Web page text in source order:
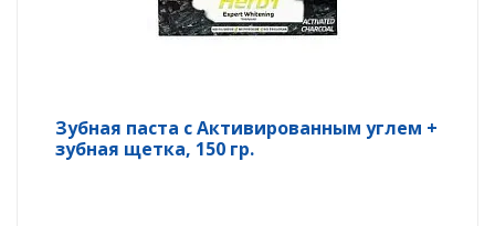
Зубная паста с Активированным углем +
зубная щетка, 150 гр.